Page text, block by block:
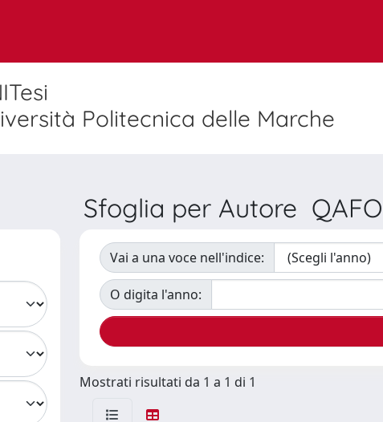
Politecnica delle Marche
Sfoglia per Autore
Vai a una voce nell'indice:
O digita l'anno:
Mostrati risultati da 1 a 1 di 1